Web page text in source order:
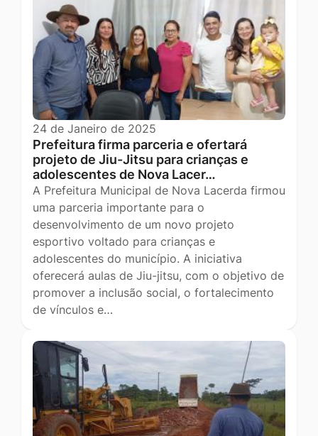
24 de Janeiro de 2025
Prefeitura firma parceria e ofertará
projeto de Jiu-Jitsu para crianças e
adolescentes de Nova Lacer…
A Prefeitura Municipal de Nova Lacerda firmou
uma parceria importante para o
desenvolvimento de um novo projeto
esportivo voltado para crianças e
adolescentes do município. A iniciativa
oferecerá aulas de Jiu-jitsu, com o objetivo de
promover a inclusão social, o fortalecimento
de vínculos e…